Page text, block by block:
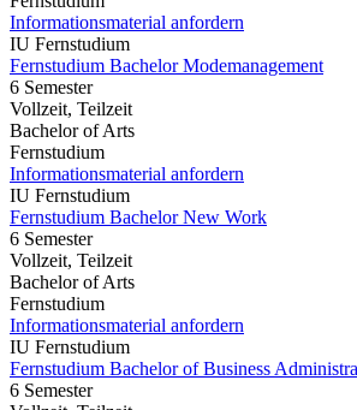
Informationsmaterial anfordern
IU Fernstudium
Fernstudium Bachelor Modemanagement
6 Semester
Vollzeit, Teilzeit
Bachelor of Arts
Fernstudium
Informationsmaterial anfordern
IU Fernstudium
Fernstudium Bachelor New Work
6 Semester
Vollzeit, Teilzeit
Bachelor of Arts
Fernstudium
Informationsmaterial anfordern
IU Fernstudium
Fernstudium Bachelor of Business
6 Semester